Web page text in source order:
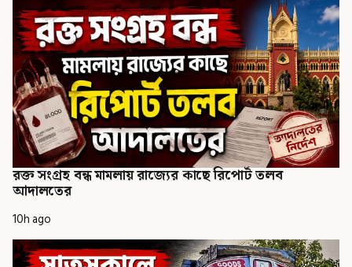
রক্ত সংগ্রহ বন্ধ মামলায় রাজ্যের কাছে রিপোর্ট তলব
আদালতের
10h ago